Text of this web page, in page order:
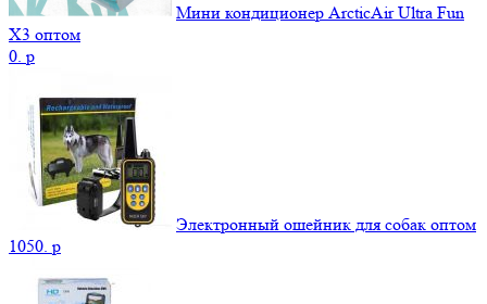
Мини кондиционер ArcticAir Ultra Fun
X3 оптом
0. p
Электронный ошейник для собак оптом
1050. p